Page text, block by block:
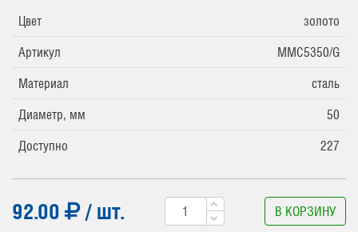
Цвет
золото
Артикул
MMC5350/G
Материал
сталь
Диаметр, мм
50
Доступно
227
92.00 / шт. В КОРЗИНУ